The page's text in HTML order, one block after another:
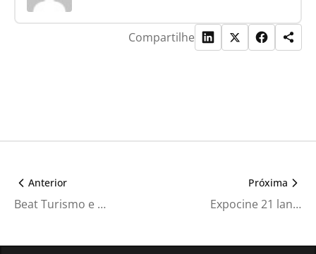
Compartilhe
Anterior
Beat Turismo e Expocine19 fazem promoção para público fora de SP
Próxima
Expocine 21 lança tema da sua oitava edição